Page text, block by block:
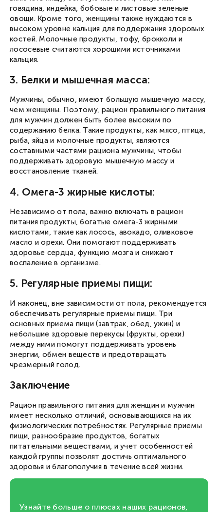
говядина, индейка, бобовые и листовые зеленые
овощи. Кроме того, женщины также нуждаются в
высоком уровне кальция для поддержания здоровых
костей. Молочные продукты, тофу, брокколи и
лососевые считаются хорошими источниками
кальция.
3. Белки и мышечная масса:
Мужчины, обычно, имеют большую мышечную массу,
чем женщины. Поэтому, рацион правильного питания
для мужчин должен быть более высоким по
содержанию белка. Такие продукты, как мясо, птица,
рыба, яйца и молочные продукты, являются
составными частями рациона мужчины, чтобы
поддерживать здоровую мышечную массу и
восстановление тканей.
4. Омега-3 жирные кислоты:
Независимо от пола, важно включать в рацион
питания продукты, богатые омега-3 жирными
кислотами, такие как лосось, авокадо, оливковое
масло и орехи. Они помогают поддерживать
здоровье сердца, функцию мозга и снижают
воспаление в организме.
5. Регулярные приемы пищи:
И наконец, вне зависимости от пола, рекомендуется
обеспечивать регулярные приемы пищи. Три
основных приема пищи (завтрак, обед, ужин) и
небольшие здоровые перекусы (фрукты, орехи)
между ними помогут поддерживать уровень
энергии, обмен веществ и предотвращать
чрезмерный голод.
Заключение
Рацион правильного питания для женщин и мужчин
имеет несколько отличий, основывающихся на их
физиологических потребностях. Регулярные приемы
пищи, разнообразие продуктов, богатых
питательными веществами, и учет особенностей
каждой группы позволят достичь оптимального
здоровья и благополучия в течение всей жизни.
Узнайте больше о плюсах наших рационов,
Вход в личный кабинет
Соглашаюсь получать новости и специальные
предложения
Запросить смс